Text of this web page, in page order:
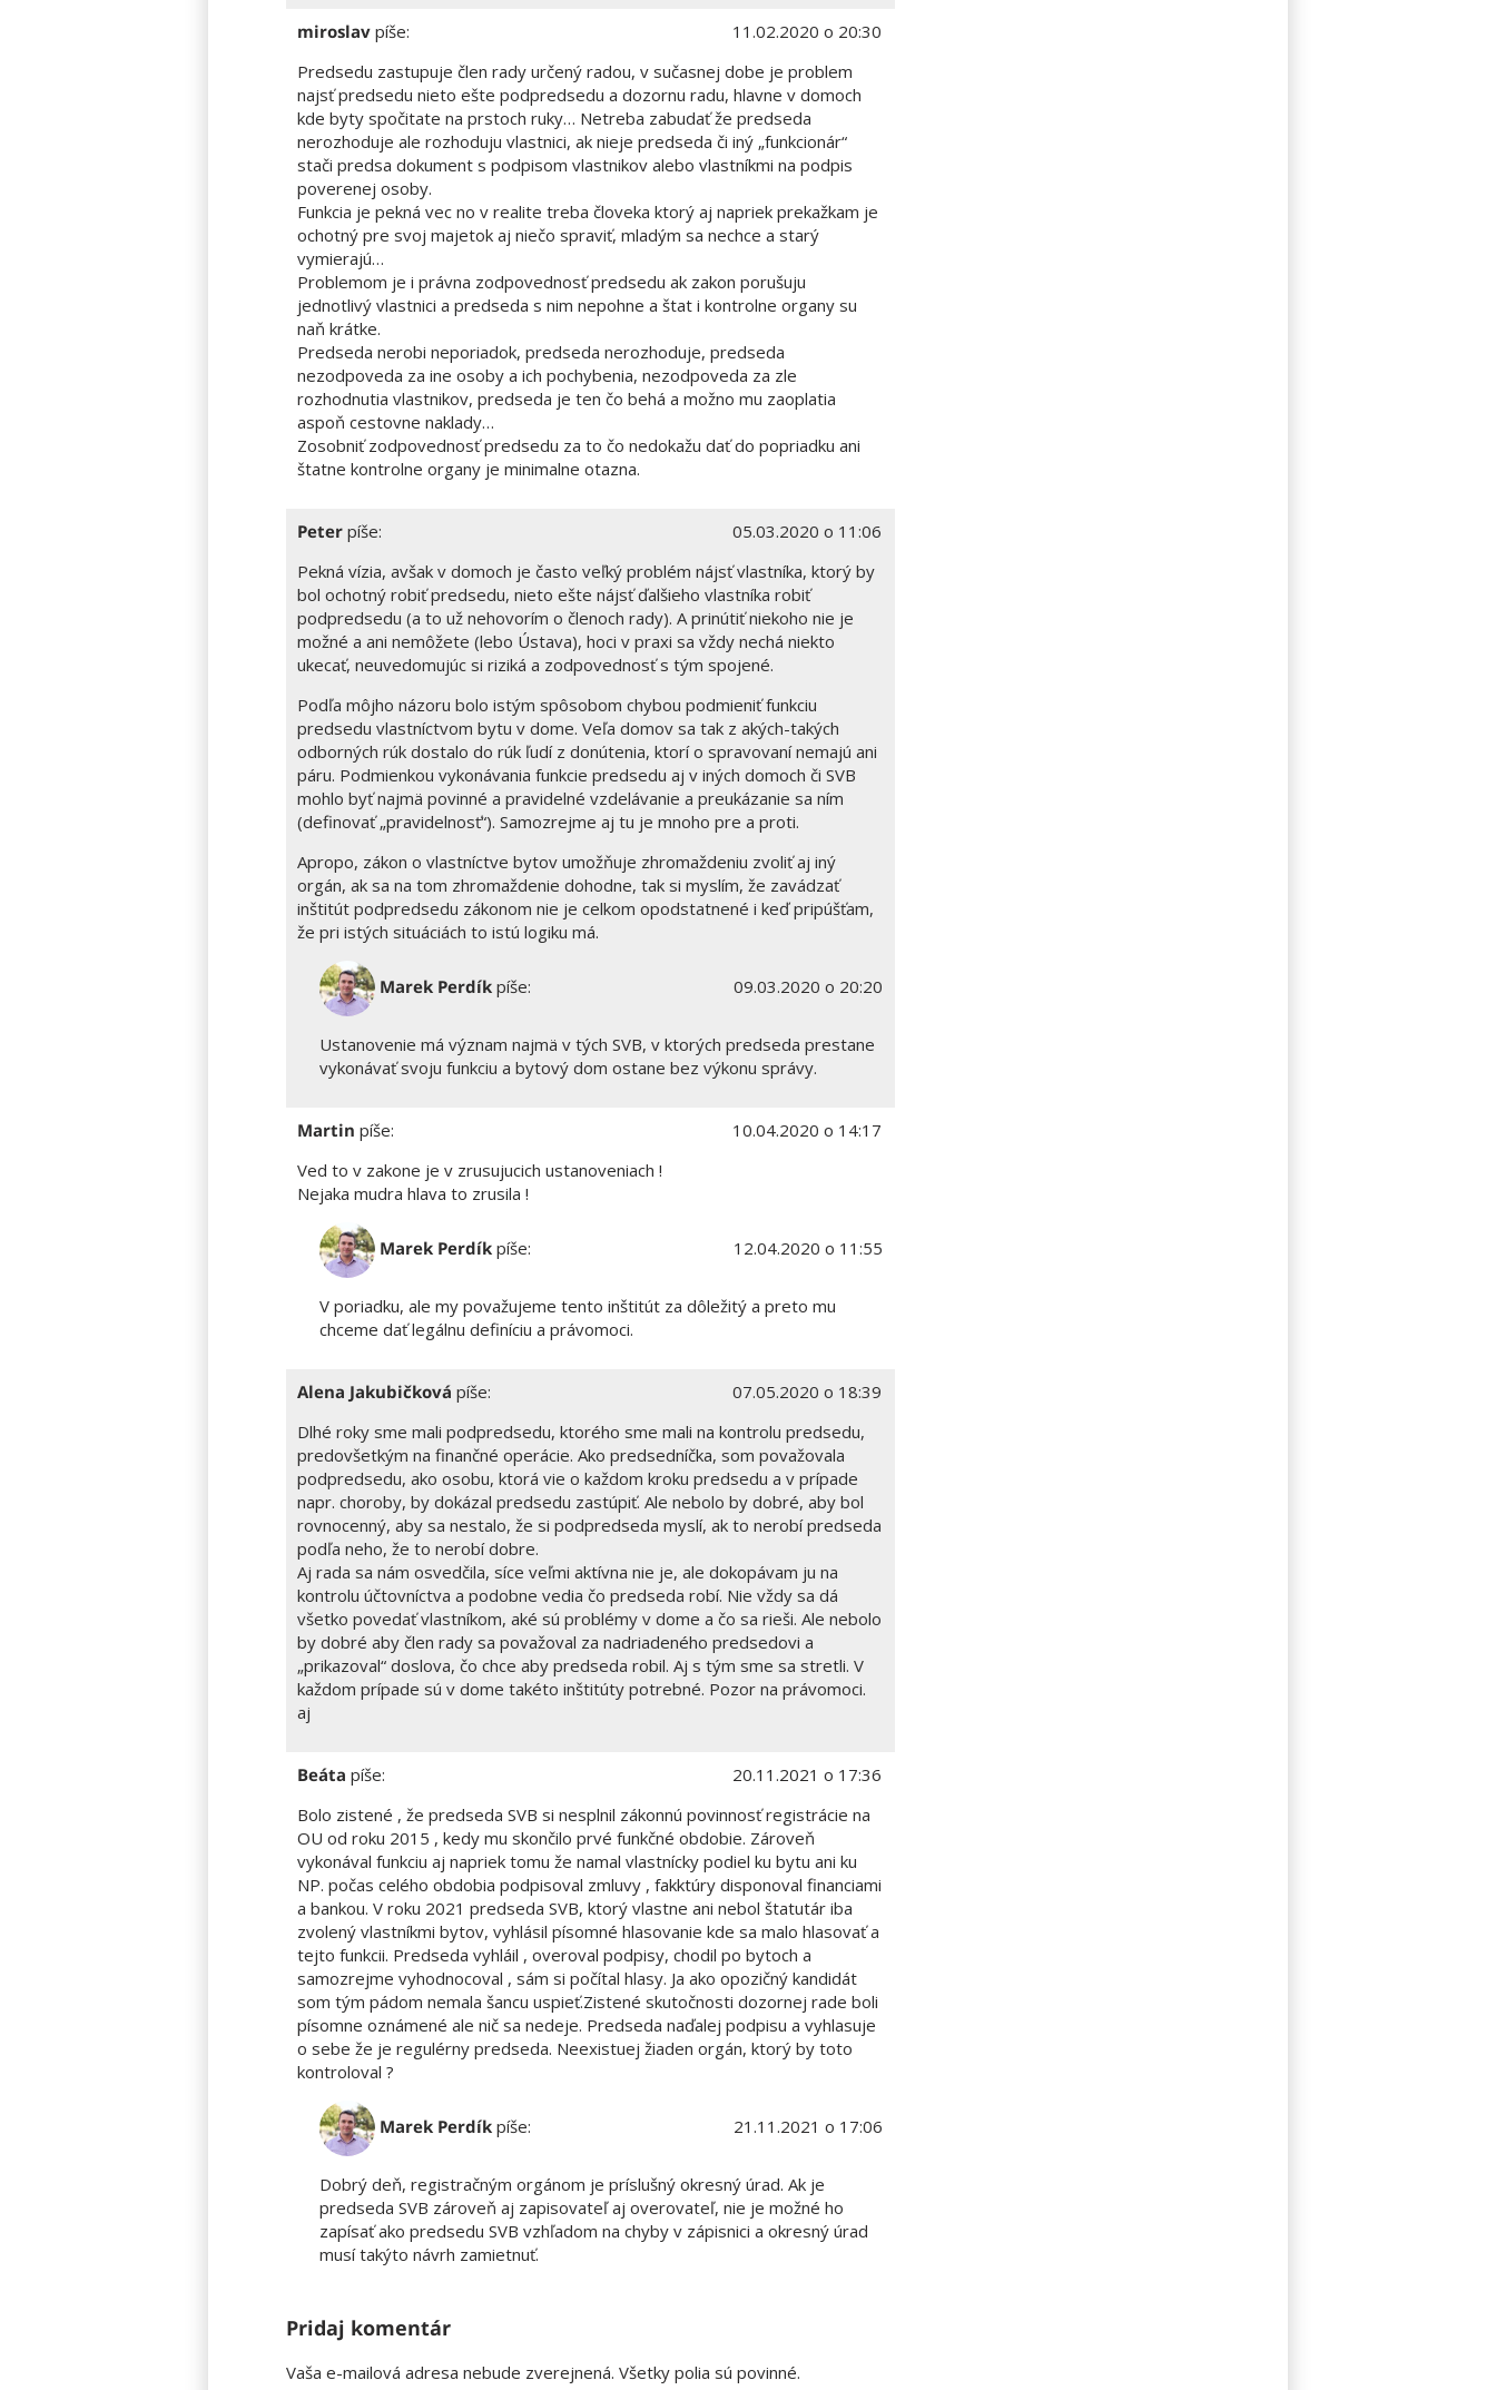
miroslav píše:
11.02.2020 o 20:30
Predsedu zastupuje člen rady určený radou, v sučasnej dobe je problem
najsť predsedu nieto ešte podpredsedu a dozornu radu, hlavne v domoch
kde byty spočitate na prstoch ruky… Netreba zabudať že predseda
nerozhoduje ale rozhoduju vlastnici, ak nieje predseda či iný „funkcionár“
stači predsa dokument s podpisom vlastnikov alebo vlastníkmi na podpis
poverenej osoby.
Funkcia je pekná vec no v realite treba človeka ktorý aj napriek prekažkam je
ochotný pre svoj majetok aj niečo spraviť, mladým sa nechce a starý
vymierajú…
Problemom je i právna zodpovednosť predsedu ak zakon porušuju
jednotlivý vlastnici a predseda s nim nepohne a štat i kontrolne organy su
naň krátke.
Predseda nerobi neporiadok, predseda nerozhoduje, predseda
nezodpoveda za ine osoby a ich pochybenia, nezodpoveda za zle
rozhodnutia vlastnikov, predseda je ten čo behá a možno mu zaoplatia
aspoň cestovne naklady…
Zosobniť zodpovednosť predsedu za to čo nedokažu dať do popriadku ani
štatne kontrolne organy je minimalne otazna.
Peter píše:
05.03.2020 o 11:06
Pekná vízia, avšak v domoch je často veľký problém nájsť vlastníka, ktorý by
bol ochotný robiť predsedu, nieto ešte nájsť ďalšieho vlastníka robiť
podpredsedu (a to už nehovorím o členoch rady). A prinútiť niekoho nie je
možné a ani nemôžete (lebo Ústava), hoci v praxi sa vždy nechá niekto
ukecať, neuvedomujúc si riziká a zodpovednosť s tým spojené.
Podľa môjho názoru bolo istým spôsobom chybou podmieniť funkciu
predsedu vlastníctvom bytu v dome. Veľa domov sa tak z akých-takých
odborných rúk dostalo do rúk ľudí z donútenia, ktorí o spravovaní nemajú ani
páru. Podmienkou vykonávania funkcie predsedu aj v iných domoch či SVB
mohlo byť najmä povinné a pravidelné vzdelávanie a preukázanie sa ním
(definovať „pravidelnosť“). Samozrejme aj tu je mnoho pre a proti.
Apropo, zákon o vlastníctve bytov umožňuje zhromaždeniu zvoliť aj iný
orgán, ak sa na tom zhromaždenie dohodne, tak si myslím, že zavádzať
inštitút podpredsedu zákonom nie je celkom opodstatnené i keď pripúšťam,
že pri istých situáciách to istú logiku má.
Marek Perdík píše: 09.03.2020 o 20:20
Ustanovenie má význam najmä v tých SVB, v ktorých predseda prestane
vykonávať svoju funkciu a bytový dom ostane bez výkonu správy.
Martin píše:
10.04.2020 o 14:17
Ved to v zakone je v zrusujucich ustanoveniach !
Nejaka mudra hlava to zrusila !
Marek Perdík píše: 12.04.2020 o 11:55
V poriadku, ale my považujeme tento inštitút za dôležitý a preto mu
chceme dať legálnu definíciu a právomoci.
Alena Jakubičková píše:
07.05.2020 o 18:39
Dlhé roky sme mali podpredsedu, ktorého sme mali na kontrolu predsedu,
predovšetkým na finančné operácie. Ako predsedníčka, som považovala
podpredsedu, ako osobu, ktorá vie o každom kroku predsedu a v prípade
napr. choroby, by dokázal predsedu zastúpiť. Ale nebolo by dobré, aby bol
rovnocenný, aby sa nestalo, že si podpredseda myslí, ak to nerobí predseda
podľa neho, že to nerobí dobre.
Aj rada sa nám osvedčila, síce veľmi aktívna nie je, ale dokopávam ju na
kontrolu účtovníctva a podobne vedia čo predseda robí. Nie vždy sa dá
všetko povedať vlastníkom, aké sú problémy v dome a čo sa rieši. Ale nebolo
by dobré aby člen rady sa považoval za nadriadeného predsedovi a
„prikazoval“ doslova, čo chce aby predseda robil. Aj s tým sme sa stretli. V
každom prípade sú v dome takéto inštitúty potrebné. Pozor na právomoci.
aj
Beáta píše:
20.11.2021 o 17:36
Bolo zistené , že predseda SVB si nesplnil zákonnú povinnosť registrácie na
OU od roku 2015 , kedy mu skončilo prvé funkčné obdobie. Zároveň
vykonával funkciu aj napriek tomu že namal vlastnícky podiel ku bytu ani ku
NP. počas celého obdobia podpisoval zmluvy , fakktúry disponoval financiami
a bankou. V roku 2021 predseda SVB, ktorý vlastne ani nebol štatutár iba
zvolený vlastníkmi bytov, vyhlásil písomné hlasovanie kde sa malo hlasovať a
tejto funkcii. Predseda vyhláil , overoval podpisy, chodil po bytoch a
samozrejme vyhodnocoval , sám si počítal hlasy. Ja ako opozičný kandidát
som tým pádom nemala šancu uspieť.Zistené skutočnosti dozornej rade boli
písomne oznámené ale nič sa nedeje. Predseda naďalej podpisu a vyhlasuje
o sebe že je regulérny predseda. Neexistuej žiaden orgán, ktorý by toto
kontroloval ?
Marek Perdík píše: 21.11.2021 o 17:06
Dobrý deň, registračným orgánom je príslušný okresný úrad. Ak je
predseda SVB zároveň aj zapisovateľ aj overovateľ, nie je možné ho
zapísať ako predsedu SVB vzhľadom na chyby v zápisnici a okresný úrad
musí takýto návrh zamietnuť.
Pridaj komentár
Vaša e-mailová adresa nebude zverejnená. Všetky polia sú povinné.